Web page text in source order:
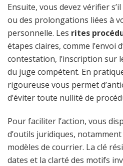
Ensuite, vous devez vérifier
ou des prolongations liées à
personnelle. Les rites
étapes claires, comme l’envoi
contestation, l’inscription sur
du juge compétent. En
rigoureuse vous permet
d’éviter toute nullité de
Pour faciliter l’action, vous
d’outils juridiques,
modèles de courrier. La clé
dates et la clarté des motifs